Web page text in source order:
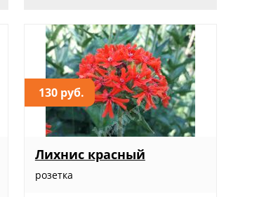
130 руб.
Лихнис красный
розетка